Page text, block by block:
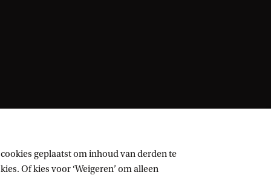
geplaatst om inhoud van derden te
Of kies voor ‘Weigeren’ om alleen